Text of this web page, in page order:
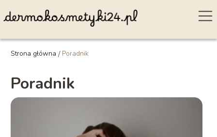
Strona główna / Poradnik
Poradnik